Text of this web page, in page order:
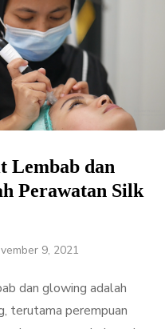
Lembab dan
Perawatan Silk
9, 2021
dan glowing adalah
terutama perempuan